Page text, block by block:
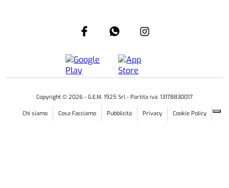
Copyright © 2026 - G.E.M. 1925 Srl - Partita iva: 13178830017
Chi siamo Cosa Facciamo Pubblicità Privacy Cookie Policy